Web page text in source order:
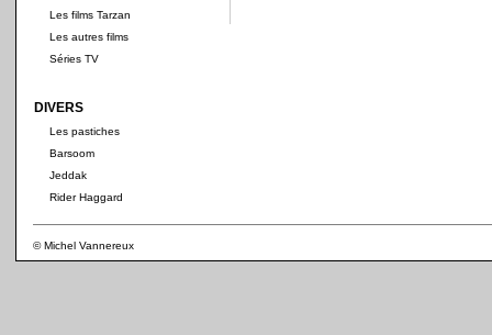
Les films Tarzan
Les autres films
Séries TV
DIVERS
Les pastiches
Barsoom
Jeddak
Rider Haggard
© Michel Vannereux